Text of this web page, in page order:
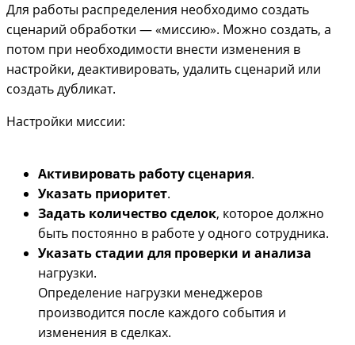
Для работы распределения необходимо создать
сценарий обработки — «миссию». Можно создать, а
потом при необходимости внести изменения в
настройки, деактивировать, удалить сценарий или
создать дубликат.
Настройки миссии:
Активировать работу сценария.
Указать приоритет.
Задать количество сделок, которое должно
быть постоянно в работе у одного сотрудника.
Указать стадии для проверки и анализа
нагрузки.
Определение нагрузки менеджеров
производится после каждого события и
изменения в сделках.